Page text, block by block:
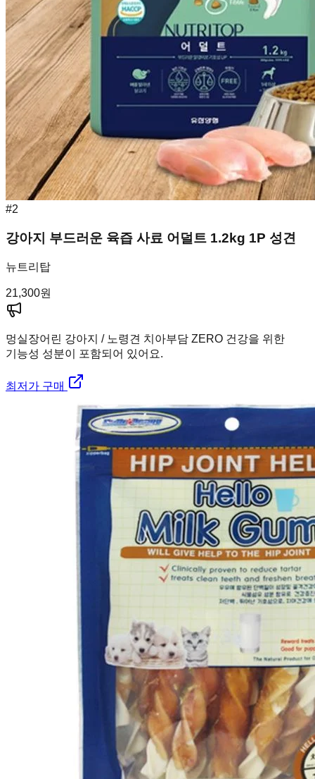
#2
강아지 부드러운 육즙 사료 어덜트 1.2kg 1P 성견
뉴트리탑
21,300원
멍실장어린 강아지 / 노령견 치아부담 ZERO 건강을 위한
기능성 성분이 포함되어 있어요.
최저가 구매